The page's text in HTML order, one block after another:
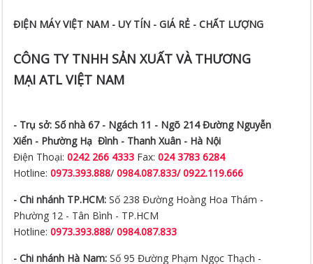
CÔNG TY TNHH SẢN XUẤT VÀ THƯƠNG
- Trụ sở: Số nhà 67 - Ngách 11 - Ngõ 214 Đường Nguyễn
Hotline:0973.393.888/0984.087.833/ 0922.119.666
- Chi nhánh TP.HCM:Số 238 Đường Hoàng Hoa Thám -
Phường 12 - Tân Bình - TP.HCM
- Chi nhánh Hà Nam:Số 95 Đường Phạm Ngọc Thạch -
Phường Lê Công Thanh - TP Phủ Lý - Hà Nam